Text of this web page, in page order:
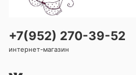
+7(952) 270-39-52
интернет-магазин